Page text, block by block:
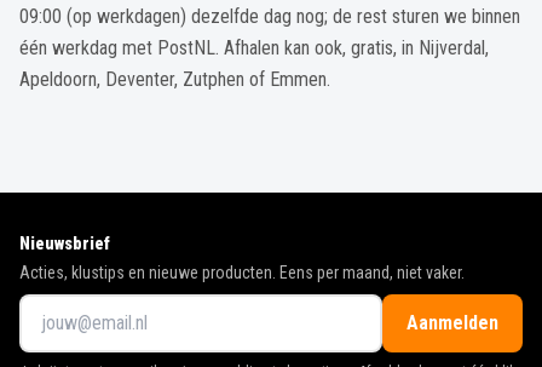
09:00 (op werkdagen) dezelfde dag nog; de rest sturen we binnen
één werkdag met PostNL. Afhalen kan ook, gratis, in Nijverdal,
Apeldoorn, Deventer, Zutphen of Emmen.
Nieuwsbrief
Acties, klustips en nieuwe producten. Eens per maand, niet vaker.
Aanmelden